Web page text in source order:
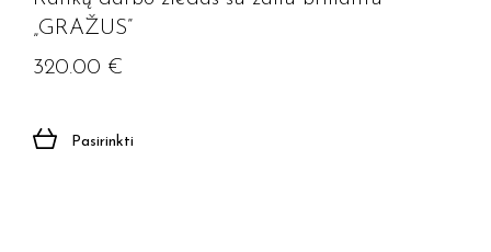
„GRAŽUS”
320.00 €
Pasirinkti